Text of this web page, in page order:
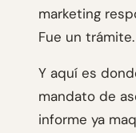
marketing
Fue un trámite.
Y aquí es
mandato de
informe ya